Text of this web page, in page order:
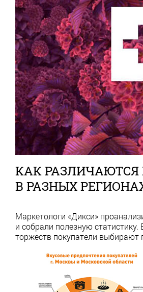
КАК
В РАЗНЫХ
Маркетологи «Дикси»
и собрали полезную статистику.
торжеств покупатели выбирают